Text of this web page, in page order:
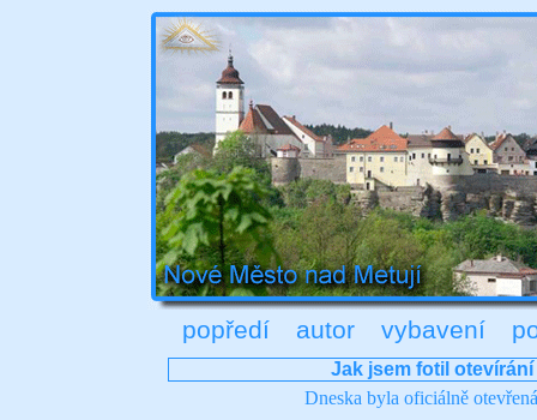
popředí autor vybavení
Jak jsem fotil
Dneska byla oficiálně